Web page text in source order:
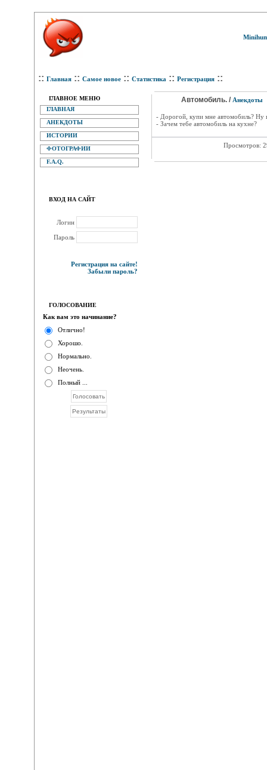
:: Главная :: Самое новое :: Статистика :: Регистрация ::
ГЛАВНОЕ МЕНЮ
ГЛАВНАЯ
АНЕКДОТЫ
ИСТОРИИ
ФОТОГРАФИИ
F.A.Q.
ВХОД НА САЙТ
Логин
Пароль
Регистрация на сайте!
Забыли пароль?
ГОЛОСОВАНИЕ
Как вам это начинание?
Отлично!
Хорошо.
Нормально.
Неочень.
Полный ...
Автомобиль. / Анекдоты
- Дорогой, купи мне автомобиль? Ну
- Зачем тебе автомобиль на кухне?
Просмотров: